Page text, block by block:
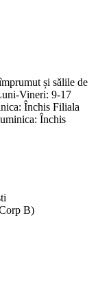
și sălile de
Vineri: 9-17
Închis Filiala
Închis
B)